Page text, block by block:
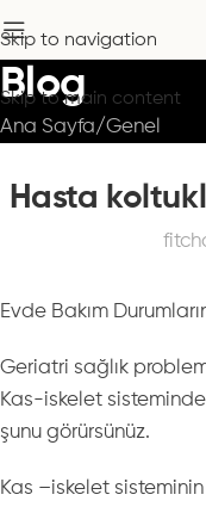
Skip to navigation
Skip to main content
Blog
Ana Sayfa Genel
Hasta
Evde Bakım
Geriatri sağlık
Kas-iskelet
şunu görürsünüz.
Kas –iskelet